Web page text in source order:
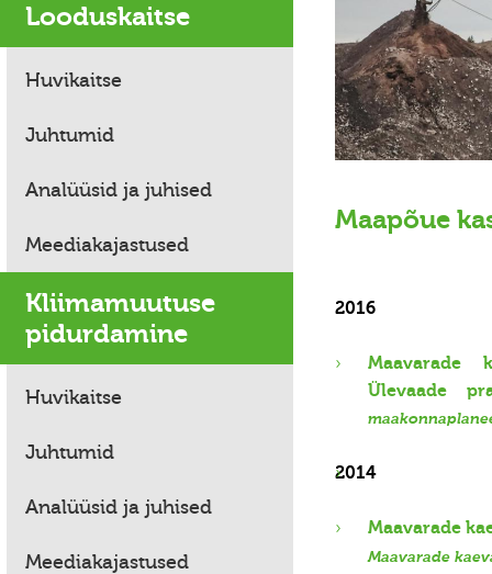
Looduskaitse
Huvikaitse
Juhtumid
Analüüsid ja juhised
Meediakajastused
Kliimamuutuse
pidurdamine
Huvikaitse
Juhtumid
Analüüsid ja juhised
Meediakajastused
Maapõue
2016
Maavarade
Ülevaade
2014
Maavarade
Maavarade